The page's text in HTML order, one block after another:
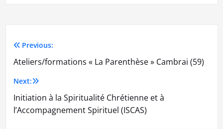
Navigation
de
l’article
Previous:
Ateliers/formations « La Parenthèse » Cambrai (59)
Next:
Initiation à la Spiritualité Chrétienne et à
l’Accompagnement Spirituel (ISCAS)